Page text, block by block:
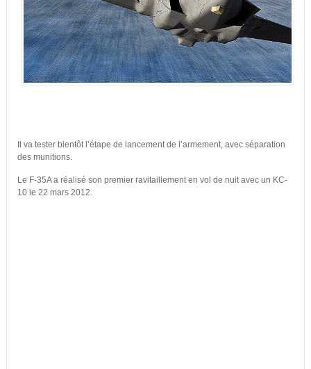
Il va tester bientôt l’étape de lancement de l’armement, avec séparation
des munitions.
Le F-35A a réalisé son premier ravitaillement en vol de nuit avec un KC-
10 le 22 mars 2012.